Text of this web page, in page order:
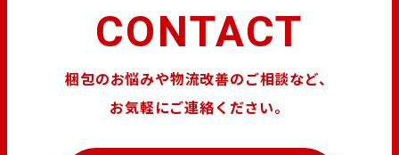
CONTACT
梱包のお悩みや物流改善のご相談など、
お気軽にご連絡ください。